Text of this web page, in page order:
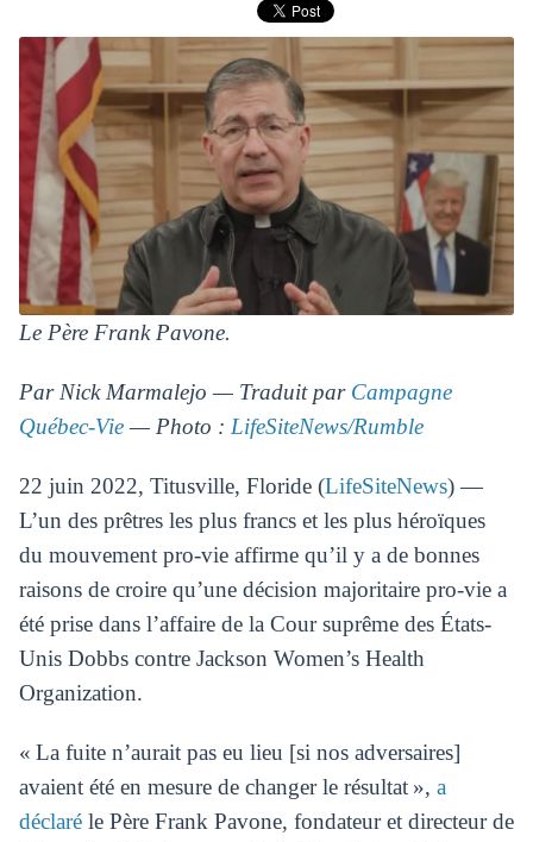
Le Père Frank Pavone.
Par Nick Marmalejo — Traduit par Campagne
Québec-Vie— Photo : LifeSiteNews/Rumble
22 juin 2022, Titusville, Floride (LifeSiteNews) —
L’un des prêtres les plus francs et les plus héroïques
du mouvement pro-vie affirme qu’il y a de bonnes
raisons de croire qu’une décision majoritaire pro-vie a
été prise dans l’affaire de la Cour suprême des États-
Unis Dobbs contre Jackson Women’s Health
Organization.
« La fuite n’aurait pas eu lieu [si nos adversaires]
avaient été en mesure de changer le résultat », a
déclaréle Père Frank Pavone, fondateur et directeur de